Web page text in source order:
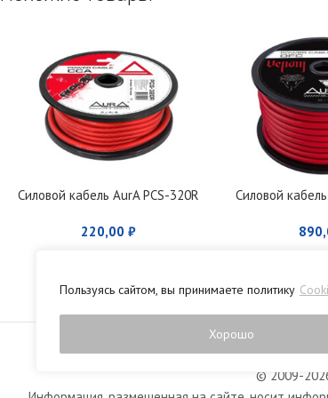
Пользуясь сайтом, вы принимаете политику
Хорошо
Силовой кабель AurA PCS-320R
220,00₽
Силовой
Политика
© 2009-